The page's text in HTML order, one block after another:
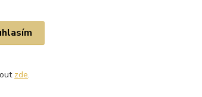
zde.